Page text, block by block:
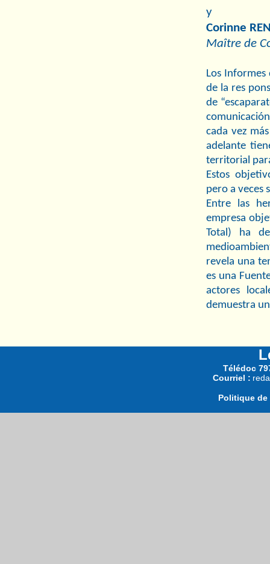
y
Corinne
Maître de
Los Informes
de la res
de
cada vez
adelante
territorial
Estos
pero a veces
Entre las
empresa
Total) ha
revela una
es una
actores
demuestra
Télédoc
Courriel :
Politique